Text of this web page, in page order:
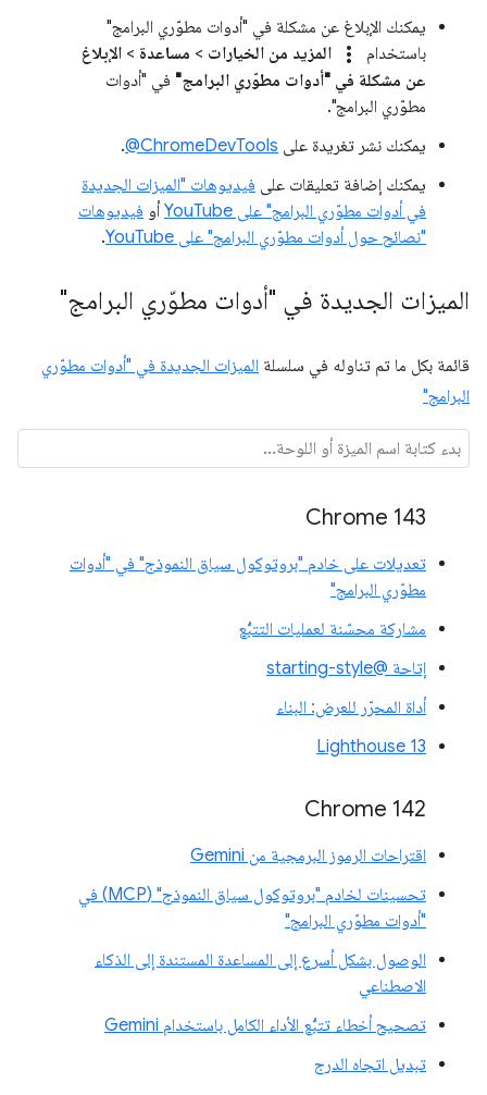
يمكنك الإبلاغ عن مشكلة في "أدوات مطوّري البرامج"
باستخدام
more_vert المزيد من الخيارات > مساعدة > الإبلاغ
عن مشكلة في "أدوات مطوّري البرامج" في "أدوات
مطوّري البرامج".
يمكنك نشر تغريدة على ‎@ChromeDevTools
.
يمكنك إضافة تعليقات على فيديوهات "الميزات الجديدة
في أدوات مطوّري البرامج" على YouTube
أو فيديوهات
"نصائح حول أدوات مطوّري البرامج" على YouTube
.
الميزات الجديدة في "أدوات مطوّري البرامج"
قائمة بكل ما تم تناوله في سلسلة الميزات الجديدة في "أدوات مطوّري
البرامج"
Chrome 143
تعديلات على خادم "بروتوكول سياق النموذج" في "أدوات
مطوّري البرامج"
مشاركة محسّنة لعمليات التتبُّع
إتاحة @starting-style
أداة المحرّر للعرض: البناء
Lighthouse 13
Chrome 142
اقتراحات الرموز البرمجية من Gemini
تحسينات لخادم "بروتوكول سياق النموذج" (MCP) في
"أدوات مطوّري البرامج"
الوصول بشكل أسرع إلى المساعدة المستندة إلى الذكاء
الاصطناعي
تصحيح أخطاء تتبُّع الأداء الكامل باستخدام Gemini
تبديل اتجاه الدرج